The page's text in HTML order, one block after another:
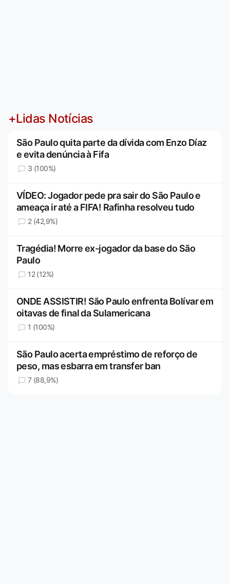
+Lidas Notícias
São Paulo quita parte da dívida com Enzo Díaz
e evita denúncia à Fifa
3 (100%)
VÍDEO: Jogador pede pra sair do São Paulo e
ameaça ir até a FIFA! Rafinha resolveu tudo
2 (42,9%)
Tragédia! Morre ex-jogador da base do São
Paulo
12 (12%)
ONDE ASSISTIR! São Paulo enfrenta Bolívar em
oitavas de final da Sulamericana
1 (100%)
São Paulo acerta empréstimo de reforço de
peso, mas esbarra em transfer ban
7 (88,9%)